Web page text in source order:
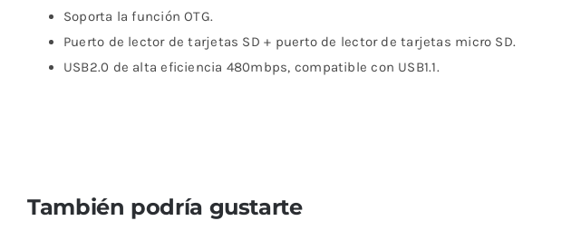
Soporta la función OTG.
Puerto de lector de tarjetas SD + puerto de lector de tarjetas micro SD.
USB2.0 de alta eficiencia 480mbps, compatible con USB1.1.
También podría gustarte